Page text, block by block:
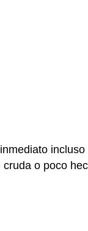
o poco